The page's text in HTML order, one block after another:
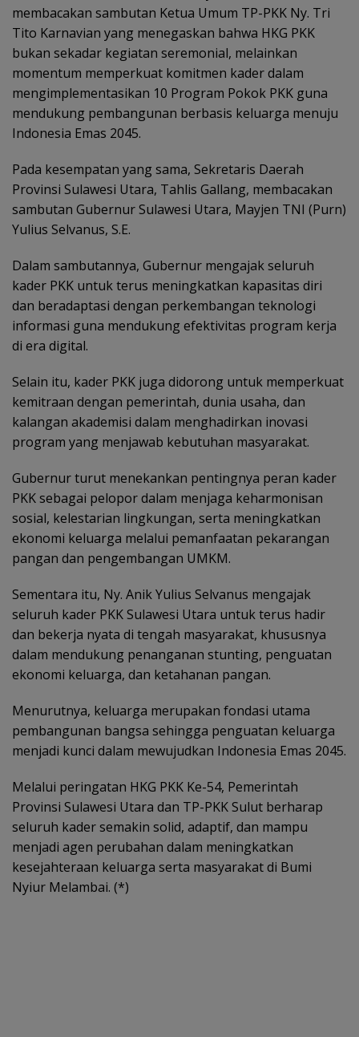
membacakan sambutan Ketua Umum TP-PKK Ny. Tri
Tito Karnavian yang menegaskan bahwa HKG PKK
bukan sekadar kegiatan seremonial, melainkan
momentum memperkuat komitmen kader dalam
mengimplementasikan 10 Program Pokok PKK guna
mendukung pembangunan berbasis keluarga menuju
Indonesia Emas 2045.
Pada kesempatan yang sama, Sekretaris Daerah
Provinsi Sulawesi Utara, Tahlis Gallang, membacakan
sambutan Gubernur Sulawesi Utara, Mayjen TNI (Purn)
Yulius Selvanus, S.E.
Dalam sambutannya, Gubernur mengajak seluruh
kader PKK untuk terus meningkatkan kapasitas diri
dan beradaptasi dengan perkembangan teknologi
informasi guna mendukung efektivitas program kerja
di era digital.
Selain itu, kader PKK juga didorong untuk memperkuat
kemitraan dengan pemerintah, dunia usaha, dan
kalangan akademisi dalam menghadirkan inovasi
program yang menjawab kebutuhan masyarakat.
Gubernur turut menekankan pentingnya peran kader
PKK sebagai pelopor dalam menjaga keharmonisan
sosial, kelestarian lingkungan, serta meningkatkan
ekonomi keluarga melalui pemanfaatan pekarangan
pangan dan pengembangan UMKM.
Sementara itu, Ny. Anik Yulius Selvanus mengajak
seluruh kader PKK Sulawesi Utara untuk terus hadir
dan bekerja nyata di tengah masyarakat, khususnya
dalam mendukung penanganan stunting, penguatan
ekonomi keluarga, dan ketahanan pangan.
Menurutnya, keluarga merupakan fondasi utama
pembangunan bangsa sehingga penguatan keluarga
menjadi kunci dalam mewujudkan Indonesia Emas 2045.
Melalui peringatan HKG PKK Ke-54, Pemerintah
Provinsi Sulawesi Utara dan TP-PKK Sulut berharap
seluruh kader semakin solid, adaptif, dan mampu
menjadi agen perubahan dalam meningkatkan
kesejahteraan keluarga serta masyarakat di Bumi
Nyiur Melambai. (*)